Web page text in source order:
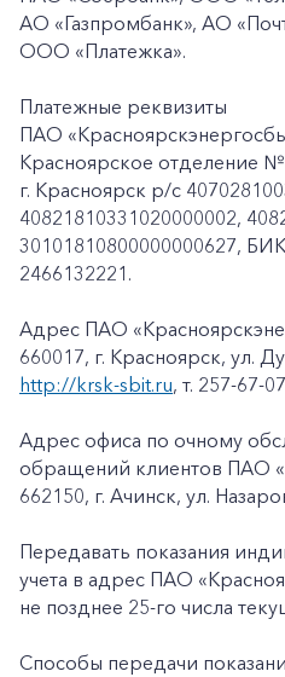
АО «Газпромбанк», АО
ООО «Платежка».
Платежные реквизиты
ПАО
Красноярское отделение
г. Красноярск p/c
40821810331020000002,
30101810800000000627,
2466132221.
Адрес ПАО
660017, г. Красноярск, ул.
http://krsk-sbit.ru, т. 257-67-
Адрес офиса по очному
обращений клиентов ПАО
662150, г. Ачинск, ул.
Передавать показания
учета в адрес ПАО
не позднее 25-го числа
Способы передачи